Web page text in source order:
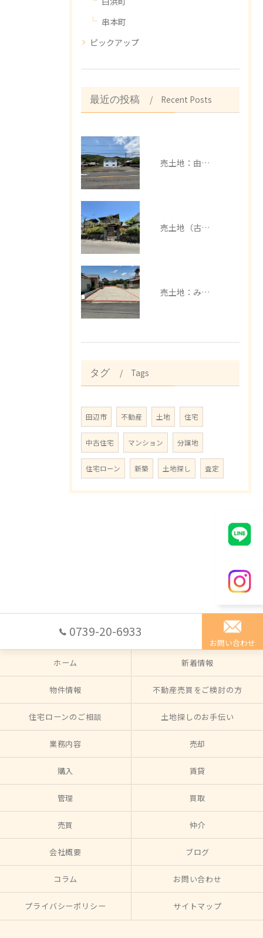
串本町
ピックアップ
最近の投稿 Recent Posts
売土地：由良町中
売土地（古家有）：みなべ町芝
売土地：みなべ町埴田
タグ Tags
田辺市 不動産 土地 住宅
中古住宅 マンション 分譲地
住宅ローン 新築 土地探し 査定
0739-20-6933
お問い合わせ
ホーム
新着情報
物件情報 不動産売買をご検討の方
住宅ローンのご相談 土地探しのお手伝い
業務内容 売却
購入 賃貸
管理 買取
売買 仲介
会社概要 ブログ
コラム お問い合わせ
プライバシーポリシー サイトマップ